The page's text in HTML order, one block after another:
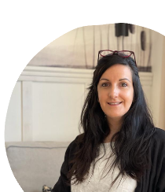
Primary
Sidebar